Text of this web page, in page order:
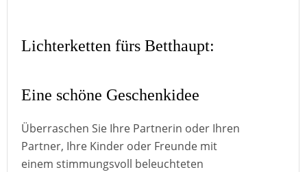
Lichterketten fürs Betthaupt:
Eine schöne Geschenkidee
Überraschen Sie Ihre Partnerin oder Ihren
Partner, Ihre Kinder oder Freunde mit
einem stimmungsvoll beleuchteten